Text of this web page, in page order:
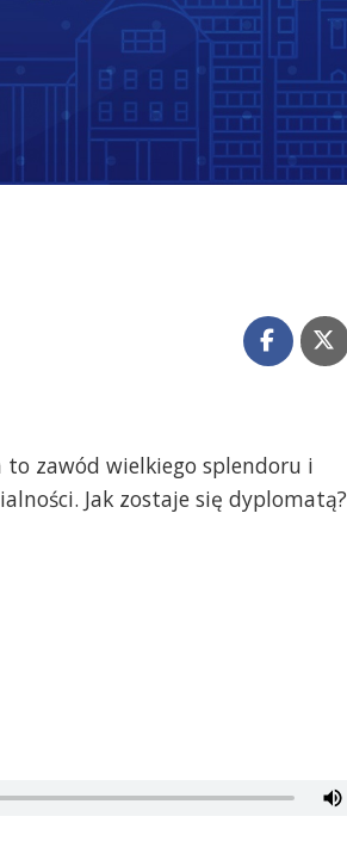
to zawód wielkiego splendoru i
Jak zostaje się dyplomatą?